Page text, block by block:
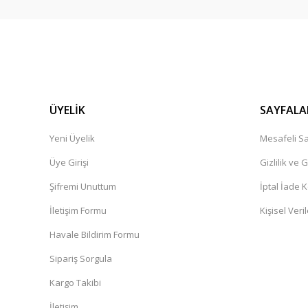
ÜYELİK
Yeni Üyelik
Üye Girişi
Şifremi Unuttum
İletişim Formu
Havale Bildirim Formu
Sipariş Sorgula
Kargo Takibi
Mesafeli
Gizlilik ve
İptal İade
Kişisel